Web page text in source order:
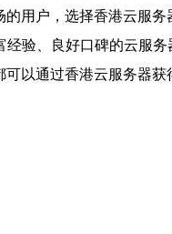
用户，选择香港云服务
验、良好口碑的云服务
以通过香港云服务器